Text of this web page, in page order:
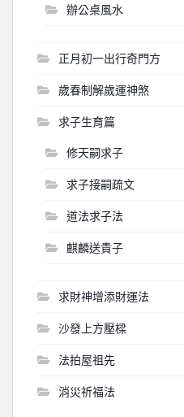
辦公桌風水
正月初一出行奇門方
歲春制解歲運神煞
求子生育篇
修天嗣求子
求子接嗣疏文
道法求子法
麒麟送貴子
求財神增添財運法
沙發上方壓樑
法拍屋祖先
消災祈福法